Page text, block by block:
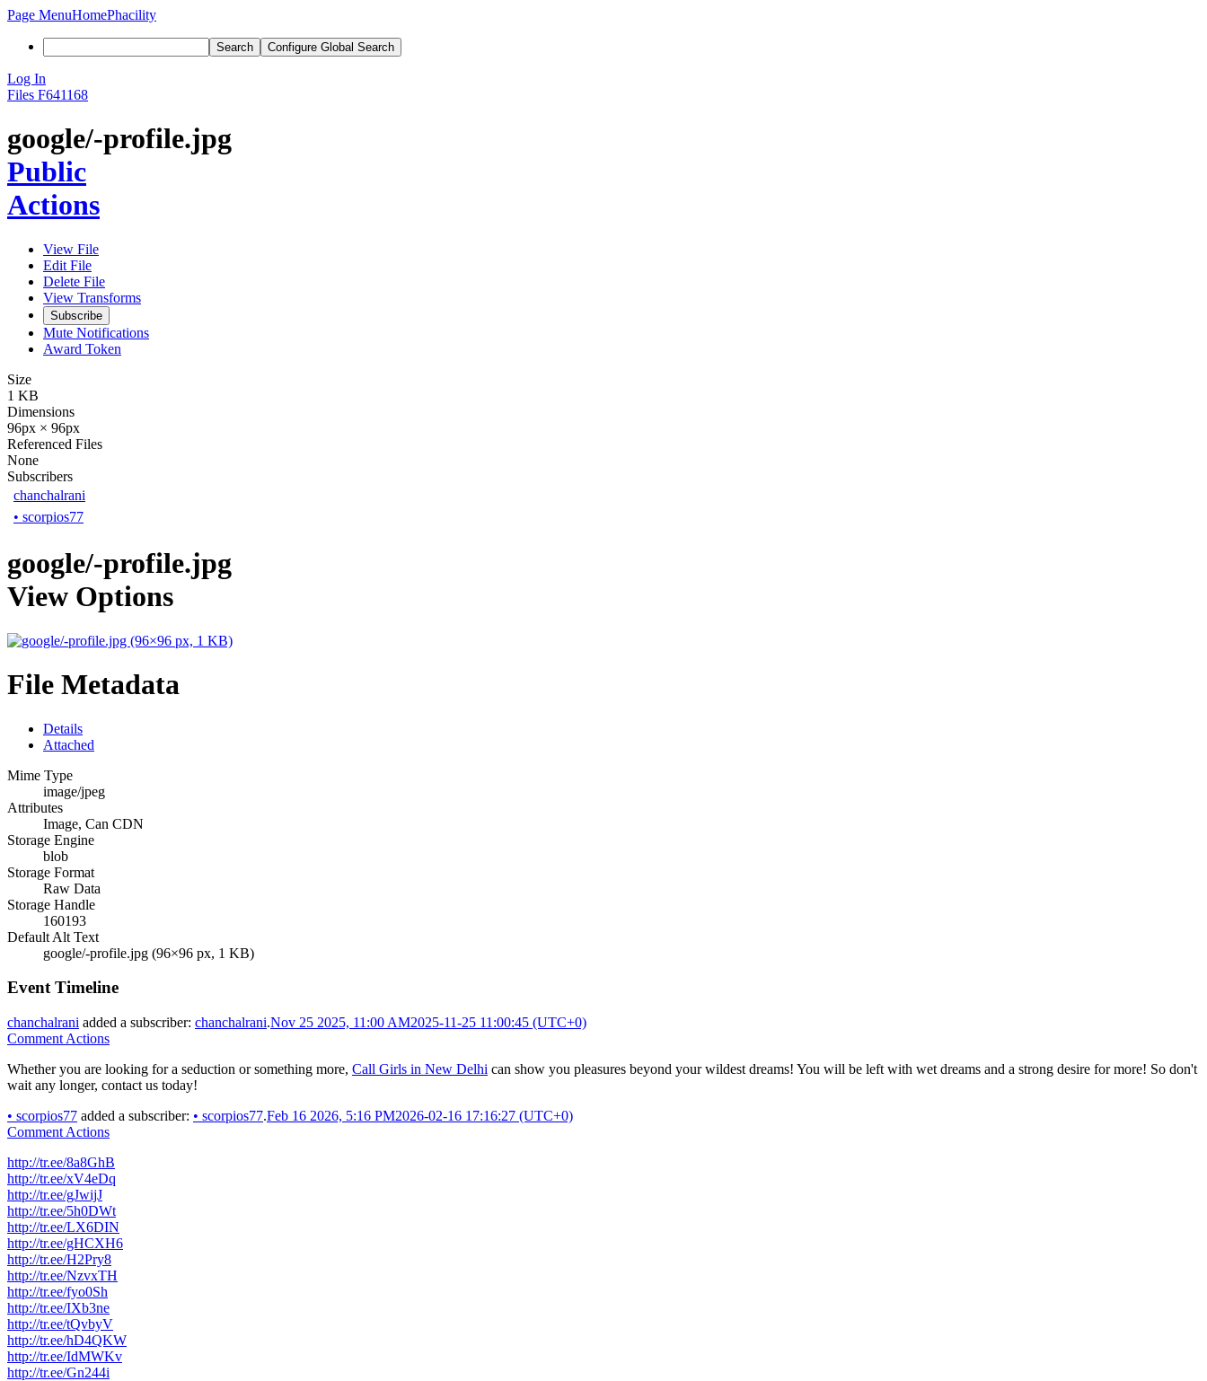
Page MenuHomePhacility
Search Configure Global Search
Log In
Files F641168
google/-profile.jpg
Public
Actions
View File
Edit File
Delete File
View Transforms
Subscribe
Mute Notifications
Award Token
Size
1 KB
Dimensions
96px × 96px
Referenced Files
None
Subscribers
chanchalrani
• scorpios77
google/-profile.jpg
View Options
File Metadata
Details
Attached
Mime Type
image/jpeg
Attributes
Image, Can CDN
Storage Engine
blob
Storage Format
Raw Data
Storage Handle
160193
Default Alt Text
google/-profile.jpg (96×96 px, 1 KB)
Event Timeline
chanchalrani added a subscriber: chanchalrani.Nov 25 2025, 11:00 AM2025-11-25 11:00:45 (UTC+0)
Comment Actions
Whether you are looking for a seduction or something more, Call Girls in New Delhi can show you pleasures beyond your wildest dreams! You will be left with wet dreams and a strong desire for more! So don't
wait any longer, contact us today!
• scorpios77 added a subscriber: • scorpios77.Feb 16 2026, 5:16 PM2026-02-16 17:16:27 (UTC+0)
Comment Actions
http://tr.ee/8a8GhB
http://tr.ee/xV4eDq
http://tr.ee/gJwijJ
http://tr.ee/5h0DWt
http://tr.ee/LX6DIN
http://tr.ee/gHCXH6
http://tr.ee/H2Pry8
http://tr.ee/NzvxTH
http://tr.ee/fyo0Sh
http://tr.ee/IXb3ne
http://tr.ee/tQvbyV
http://tr.ee/hD4QKW
http://tr.ee/IdMWKv
http://tr.ee/Gn244i